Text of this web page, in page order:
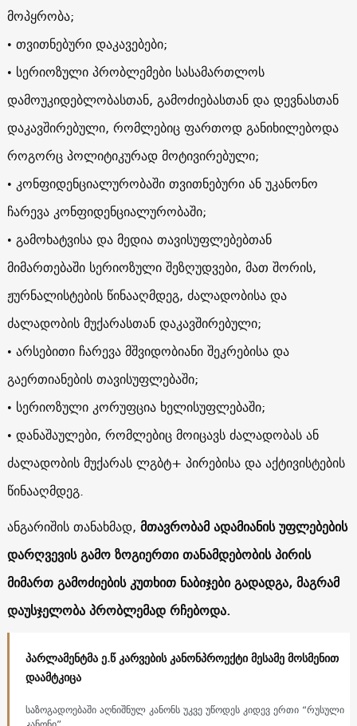
მოპყრობა;
• თვითნებური დაკავებები;
• სერიოზული პრობლემები სასამართლოს
დამოუკიდებლობასთან, გამოძიებასთან და დევნასთან
დაკავშირებული, რომლებიც ფართოდ განიხილებოდა
როგორც პოლიტიკურად მოტივირებული;
• კონფიდენციალურობაში თვითნებური ან უკანონო
ჩარევა კონფიდენციალურობაში;
• გამოხატვისა და მედია თავისუფლებებთან
მიმართებაში სერიოზული შეზღუდვები, მათ შორის,
ჟურნალისტების წინააღმდეგ, ძალადობისა და
ძალადობის მუქარასთან დაკავშირებული;
• არსებითი ჩარევა მშვიდობიანი შეკრებისა და
გაერთიანების თავისუფლებაში;
• სერიოზული კორუფცია ხელისუფლებაში;
• დანაშაულები, რომლებიც მოიცავს ძალადობას ან
ძალადობის მუქარას ლგბტ+ პირებისა და აქტივისტების
წინააღმდეგ.
ანგარიშის თანახმად, მთავრობამ ადამიანის უფლებების
დარღვევის გამო ზოგიერთი თანამდებობის პირის
მიმართ გამოძიების კუთხით ნაბიჯები გადადგა, მაგრამ
დაუსჯელობა პრობლემად რჩებოდა.
პარლამენტმა ე.წ კარვების კანონპროექტი მესამე მოსმენით
დაამტკიცა
საზოგადოებაში აღნიშნულ კანონს უკვე უწოდეს კიდევ ერთი “რუსული